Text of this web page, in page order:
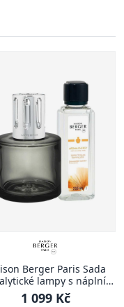
Berger Paris Sada
lampy s náplní
zest 250 ml, šedá
1 099 Kč